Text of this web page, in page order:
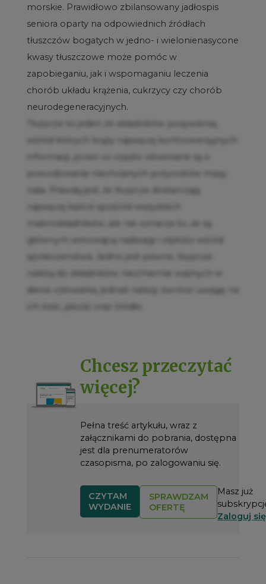
morskie. Prawidłowo zbilansowany jadłospis
seniora oparty na odpowiednich źródłach
tłuszczów bogatych w jedno- i wielonienasycone
kwasy tłuszczowe może pomóc w
zapobieganiu, jak i wspomaganiu leczenia
chorób układu krążenia, cukrzycy czy chorób
neurodegeneracyjnych.
Chcesz przeczytać
więcej?
Pełna treść artykułu, wraz z
załącznikami do pobrania, dostępna
jest dla prenumeratorów
czasopisma, po zalogowaniu się.
CZYTAM
WYDANIE
SPRAWDZAM
OFERTĘ
Masz już
Zaloguj